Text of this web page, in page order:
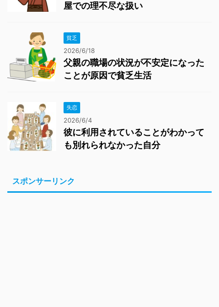
屋での理不尽な扱い
貧乏
2026/6/18
父親の職場の状況が不安定になった
ことが原因で貧乏生活
失恋
2026/6/4
彼に利用されていることがわかって
も別れられなかった自分
スポンサーリンク